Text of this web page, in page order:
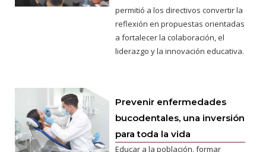
permitió a los directivos convertir la
reflexión en propuestas orientadas
a fortalecer la colaboración, el
liderazgo y la innovación educativa.
Prevenir enfermedades
bucodentales, una inversión
para toda la vida
Educar a la población, formar